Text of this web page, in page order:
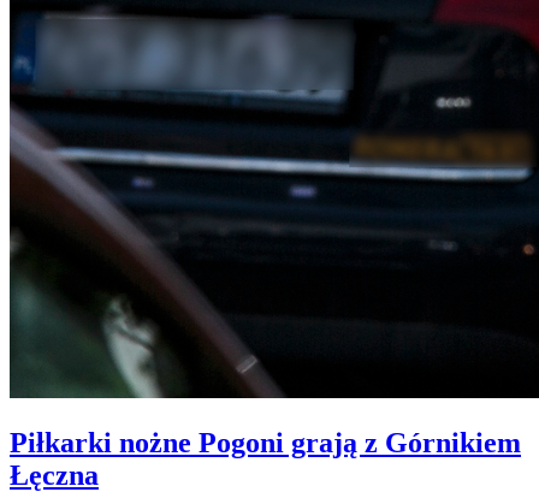
Piłkarki nożne Pogoni grają z Górnikiem
Łęczna